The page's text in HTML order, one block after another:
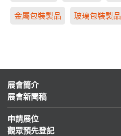
金屬包裝製品 玻璃包裝製品
展會簡介
展會新聞稿
申請展位
觀眾預先登記